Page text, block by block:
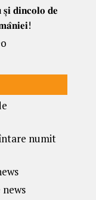
𝐝𝐢𝐧𝐜𝐨𝐥𝐨 𝐝𝐞
numit